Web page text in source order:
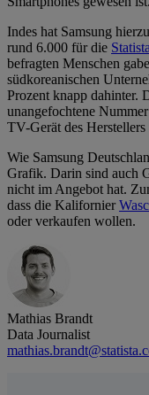
Indes hat Samsung
rund 6.000 für die
befragten Menschen
südkoreanischen
Prozent knapp dahinter.
unangefochtene
TV-Gerät des
Wie Samsung
Grafik. Darin sind auch
nicht im Angebot hat.
dass die Kalifornier
oder verkaufen wollen.
Mathias Brandt
Data Journalist